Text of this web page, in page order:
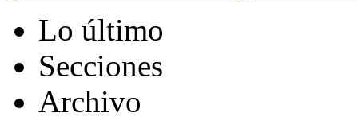
Lo último
Secciones
Archivo